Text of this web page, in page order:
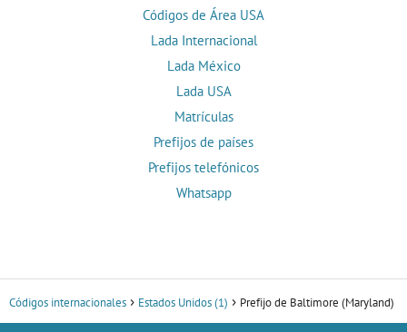
Códigos de Área USA
Lada Internacional
Lada México
Lada USA
Matrículas
Prefijos de países
Prefijos telefónicos
Whatsapp
Códigos internacionales Estados Unidos (1) Prefijo de Baltimore (Maryland)